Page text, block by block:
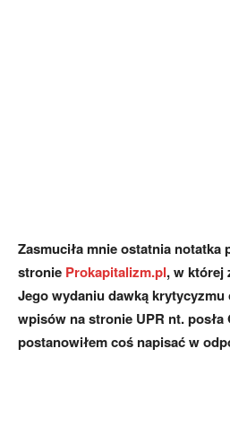
Zasmuciła mnie ostatnia notatka
stronie Prokapitalizm.pl, w której
Jego wydaniu dawką
wpisów na stronie UPR nt.
postanowiłem coś napisać w